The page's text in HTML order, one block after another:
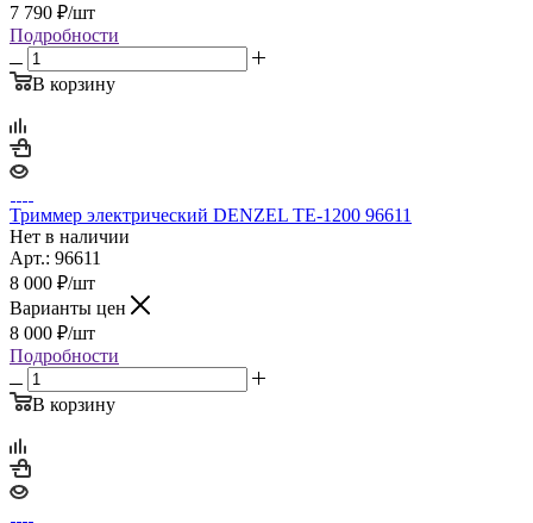
7 790 ₽/шт
Подробности
В корзину
Триммер электрический DENZEL TE-1200 96611
Нет в наличии
Арт.: 96611
8 000 ₽/шт
Варианты цен
8 000 ₽/шт
Подробности
В корзину